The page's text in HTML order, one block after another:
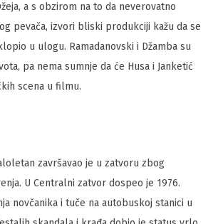
a s obzirom na to da neverovatno
pevača, izvori bliski produkciji kažu da se
u ulogu. Ramadanovski i Džamba su
pa nema sumnje da će Husa i Janketić
scena u filmu.
završavao je u zatvoru zbog
U Centralni zatvor dospeo je 1976.
novčanika i tuče na autobuskoj stanici u